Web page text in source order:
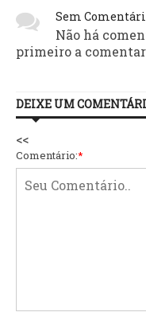
Sem
Não há
primeiro a
DEIXE UM
<<
Comentário:*